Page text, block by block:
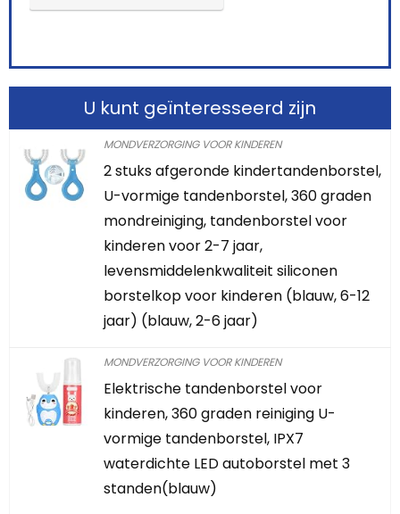
U kunt geïnteresseerd zijn
MONDVERZORGING VOOR KINDEREN
2 stuks afgeronde kindertandenborstel,
U-vormige tandenborstel, 360 graden
mondreiniging, tandenborstel voor
kinderen voor 2-7 jaar,
levensmiddelenkwaliteit siliconen
borstelkop voor kinderen (blauw, 6-12
jaar) (blauw, 2-6 jaar)
MONDVERZORGING VOOR KINDEREN
Elektrische tandenborstel voor
kinderen, 360 graden reiniging U-
vormige tandenborstel, IPX7
waterdichte LED autoborstel met 3
standen(blauw)